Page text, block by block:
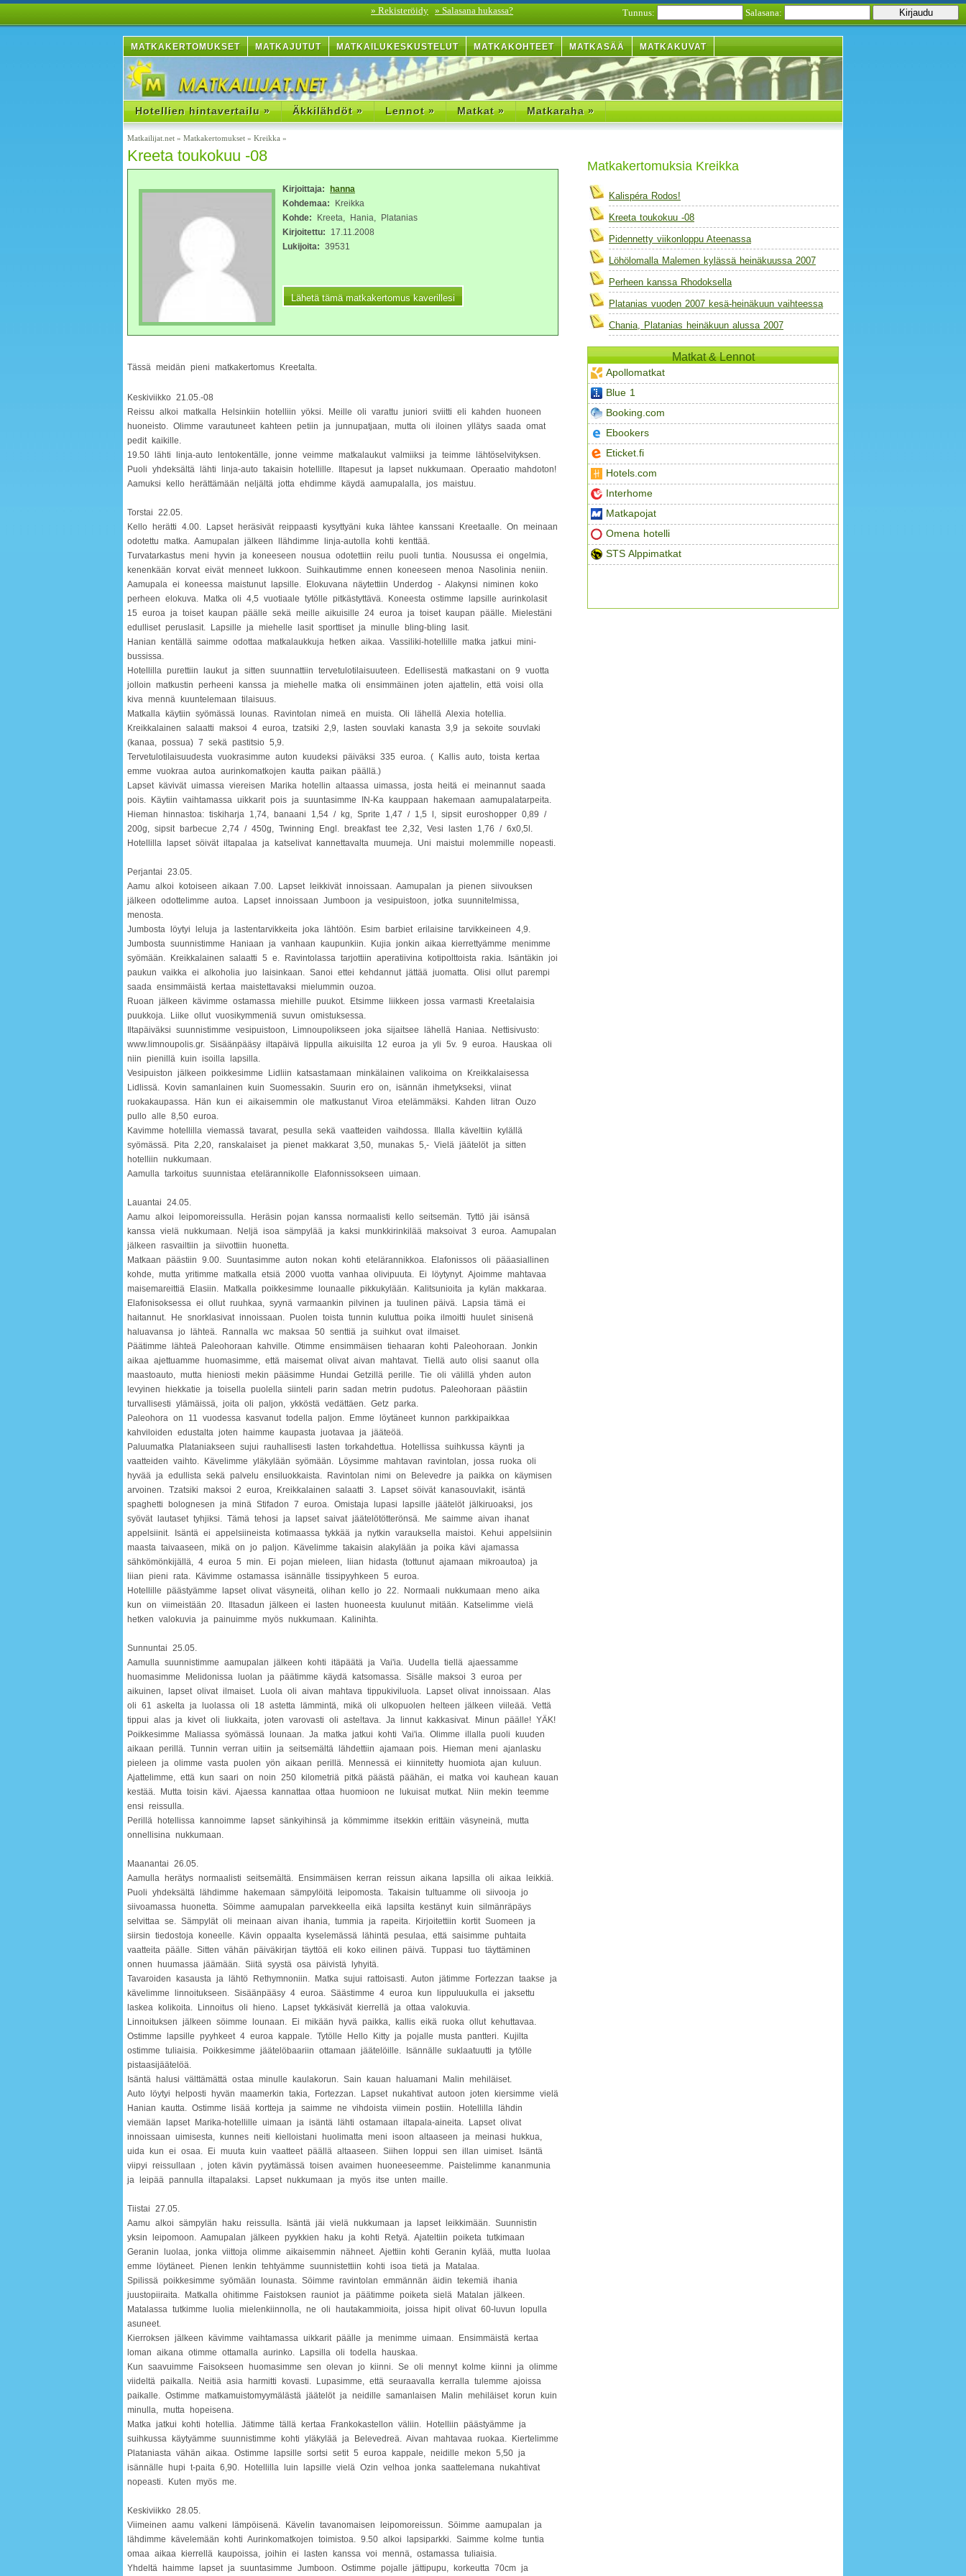
Tunnus: Salasana:
» Rekisteröidy » Salasana hukassa?
MATKAKERTOMUKSET MATKAJUTUT MATKAILUKESKUSTELUT MATKAKOHTEET MATKASÄÄ MATKAKUVAT
Hotellien hintavertailu » Äkkilähdöt » Lennot » Matkat » Matkaraha »
Matkakertomuksia Kreikka
Kalispéra Rodos!
Kreeta toukokuu -08
Pidennetty viikonloppu Ateenassa
Löhölomalla Malemen kylässä heinäkuussa 2007
Perheen kanssa Rhodoksella
Platanias vuoden 2007 kesä-heinäkuun vaihteessa
Chania, Platanias heinäkuun alussa 2007
Matkat & Lennot
Apollomatkat
Blue 1
Booking.com
Ebookers
Eticket.fi
Hotels.com
Interhome
Matkapojat
Omena hotelli
STS Alppimatkat
Matkailijat.net » Matkakertomukset » Kreikka »
Kreeta toukokuu -08
Kirjoittaja:
hanna
Kohdemaa: Kreikka
Kohde: Kreeta, Hania, Platanias
Kirjoitettu: 17.11.2008
Lukijoita: 39531
Tässä meidän pieni matkakertomus Kreetalta.
Keskiviikko 21.05.-08
Reissu alkoi matkalla Helsinkiin hotelliin yöksi. Meille oli varattu juniori sviitti eli kahden huoneen
huoneisto. Olimme varautuneet kahteen petiin ja junnupatjaan, mutta oli iloinen yllätys saada omat
pedit kaikille.
19.50 lähti linja-auto lentokentälle, jonne veimme matkalaukut valmiiksi ja teimme lähtöselvityksen.
Puoli yhdeksältä lähti linja-auto takaisin hotellille. Iltapesut ja lapset nukkumaan. Operaatio mahdoton!
Aamuksi kello herättämään neljältä jotta ehdimme käydä aamupalalla, jos maistuu.
Torstai 22.05.
Kello herätti 4.00. Lapset heräsivät reippaasti kysyttyäni kuka lähtee kanssani Kreetaalle. On meinaan
odotettu matka. Aamupalan jälkeen llähdimme linja-autolla kohti kenttää.
Turvatarkastus meni hyvin ja koneeseen nousua odotettiin reilu puoli tuntia. Nousussa ei ongelmia,
kenenkään korvat eivät menneet lukkoon. Suihkautimme ennen koneeseen menoa Nasolinia neniin.
Aamupala ei koneessa maistunut lapsille. Elokuvana näytettiin Underdog - Alakynsi niminen koko
perheen elokuva. Matka oli 4,5 vuotiaale tytölle pitkästyttävä. Koneesta ostimme lapsille aurinkolasit
15 euroa ja toiset kaupan päälle sekä meille aikuisille 24 euroa ja toiset kaupan päälle. Mielestäni
edulliset peruslasit. Lapsille ja miehelle lasit sporttiset ja minulle bling-bling lasit.
Hanian kentällä saimme odottaa matkalaukkuja hetken aikaa. Vassiliki-hotellille matka jatkui mini-
bussissa.
Hotellilla purettiin laukut ja sitten suunnattiin tervetulotilaisuuteen. Edellisestä matkastani on 9 vuotta
jolloin matkustin perheeni kanssa ja miehelle matka oli ensimmäinen joten ajattelin, että voisi olla
kiva mennä kuuntelemaan tilaisuus.
Matkalla käytiin syömässä lounas. Ravintolan nimeä en muista. Oli lähellä Alexia hotellia.
Kreikkalainen salaatti maksoi 4 euroa, tzatsiki 2,9, lasten souvlaki kanasta 3,9 ja sekoite souvlaki
(kanaa, possua) 7 sekä pastitsio 5,9.
Tervetulotilaisuudesta vuokrasimme auton kuudeksi päiväksi 335 euroa. ( Kallis auto, toista kertaa
emme vuokraa autoa aurinkomatkojen kautta paikan päällä.)
Lapset kävivät uimassa viereisen Marika hotellin altaassa uimassa, josta heitä ei meinannut saada
pois. Käytiin vaihtamassa uikkarit pois ja suuntasimme IN-Ka kauppaan hakemaan aamupalatarpeita.
Hieman hinnastoa: tiskiharja 1,74, banaani 1,54 / kg, Sprite 1,47 / 1,5 l, sipsit euroshopper 0,89 /
200g, sipsit barbecue 2,74 / 450g, Twinning Engl. breakfast tee 2,32, Vesi lasten 1,76 / 6x0,5l.
Hotellilla lapset söivät iltapalaa ja katselivat kannettavalta muumeja. Uni maistui molemmille nopeasti.
Perjantai 23.05.
Aamu alkoi kotoiseen aikaan 7.00. Lapset leikkivät innoissaan. Aamupalan ja pienen siivouksen
jälkeen odottelimme autoa. Lapset innoissaan Jumboon ja vesipuistoon, jotka suunnitelmissa,
menosta.
Jumbosta löytyi leluja ja lastentarvikkeita joka lähtöön. Esim barbiet erilaisine tarvikkeineen 4,9.
Jumbosta suunnistimme Haniaan ja vanhaan kaupunkiin. Kujia jonkin aikaa kierrettyämme menimme
syömään. Kreikkalainen salaatti 5 e. Ravintolassa tarjottiin aperatiivina kotipolttoista rakia. Isäntäkin joi
paukun vaikka ei alkoholia juo laisinkaan. Sanoi ettei kehdannut jättää juomatta. Olisi ollut parempi
saada ensimmäistä kertaa maistettavaksi mielummin ouzoa.
Ruoan jälkeen kävimme ostamassa miehille puukot. Etsimme liikkeen jossa varmasti Kreetalaisia
puukkoja. Liike ollut vuosikymmeniä suvun omistuksessa.
Iltapäiväksi suunnistimme vesipuistoon, Limnoupolikseen joka sijaitsee lähellä Haniaa. Nettisivusto:
www.limnoupolis.gr. Sisäänpääsy iltapäivä lippulla aikuisilta 12 euroa ja yli 5v. 9 euroa. Hauskaa oli
niin pienillä kuin isoilla lapsilla.
Vesipuiston jälkeen poikkesimme Lidliin katsastamaan minkälainen valikoima on Kreikkalaisessa
Lidlissä. Kovin samanlainen kuin Suomessakin. Suurin ero on, isännän ihmetykseksi, viinat
ruokakaupassa. Hän kun ei aikaisemmin ole matkustanut Viroa etelämmäksi. Kahden litran Ouzo
pullo alle 8,50 euroa.
Kavimme hotellilla viemassä tavarat, pesulla sekä vaatteiden vaihdossa. Illalla käveltiin kylällä
syömässä. Pita 2,20, ranskalaiset ja pienet makkarat 3,50, munakas 5,- Vielä jäätelöt ja sitten
hotelliin nukkumaan.
Aamulla tarkoitus suunnistaa etelärannikolle Elafonnissokseen uimaan.
Lauantai 24.05.
Aamu alkoi leipomoreissulla. Heräsin pojan kanssa normaalisti kello seitsemän. Tyttö jäi isänsä
kanssa vielä nukkumaan. Neljä isoa sämpylää ja kaksi munkkirinkilää maksoivat 3 euroa. Aamupalan
jälkeen rasvailtiin ja siivottiin huonetta.
Matkaan päästiin 9.00. Suuntasimme auton nokan kohti etelärannikkoa. Elafonissos oli pääasiallinen
kohde, mutta yritimme matkalla etsiä 2000 vuotta vanhaa olivipuuta. Ei löytynyt. Ajoimme mahtavaa
maisemareittiä Elasiin. Matkalla poikkesimme lounaalle pikkukylään. Kalitsunioita ja kylän makkaraa.
Elafonisoksessa ei ollut ruuhkaa, syynä varmaankin pilvinen ja tuulinen päivä. Lapsia tämä ei
haitannut. He snorklasivat innoissaan. Puolen toista tunnin kuluttua poika ilmoitti huulet sinisenä
haluavansa jo lähteä. Rannalla wc maksaa 50 senttiä ja suihkut ovat ilmaiset.
Päätimme lähteä Paleohoraan kahville. Otimme ensimmäisen tiehaaran kohti Paleohoraan. Jonkin
aikaa ajettuamme huomasimme, että maisemat olivat aivan mahtavat. Tiellä auto olisi saanut olla
maastoauto, mutta hieniosti mekin pääsimme Hundai Getzillä perille. Tie oli välillä yhden auton
levyinen hiekkatie ja toisella puolella siinteli parin sadan metrin pudotus. Paleohoraan päästiin
turvallisesti ylämäissä, joita oli paljon, ykköstä vedättäen. Getz parka.
Paleohora on 11 vuodessa kasvanut todella paljon. Emme löytäneet kunnon parkkipaikkaa
kahviloiden edustalta joten haimme kaupasta juotavaa ja jääteöä.
Paluumatka Plataniakseen sujui rauhallisesti lasten torkahdettua. Hotellissa suihkussa käynti ja
vaatteiden vaihto. Kävelimme yläkylään syömään. Löysimme mahtavan ravintolan, jossa ruoka oli
hyvää ja edullista sekä palvelu ensiluokkaista. Ravintolan nimi on Belevedre ja paikka on käymisen
arvoinen. Tzatsiki maksoi 2 euroa, Kreikkalainen salaatti 3. Lapset söivät kanasouvlakit, isäntä
spaghetti bolognesen ja minä Stifadon 7 euroa. Omistaja lupasi lapsille jäätelöt jälkiruoaksi, jos
syövät lautaset tyhjiksi. Tämä tehosi ja lapset saivat jäätelötötterönsä. Me saimme aivan ihanat
appelsiinit. Isäntä ei appelsiineista kotimaassa tykkää ja nytkin varauksella maistoi. Kehui appelsiinin
maasta taivaaseen, mikä on jo paljon. Kävelimme takaisin alakylään ja poika kävi ajamassa
sähkömönkijällä, 4 euroa 5 min. Ei pojan mieleen, liian hidasta (tottunut ajamaan mikroautoa) ja
liian pieni rata. Kävimme ostamassa isännälle tissipyyhkeen 5 euroa.
Hotellille päästyämme lapset olivat väsyneitä, olihan kello jo 22. Normaali nukkumaan meno aika
kun on viimeistään 20. Iltasadun jälkeen ei lasten huoneesta kuulunut mitään. Katselimme vielä
hetken valokuvia ja painuimme myös nukkumaan. Kalinihta.
Sunnuntai 25.05.
Aamulla suunnistimme aamupalan jälkeen kohti itäpäätä ja Vai'ia. Uudella tiellä ajaessamme
huomasimme Melidonissa luolan ja päätimme käydä katsomassa. Sisälle maksoi 3 euroa per
aikuinen, lapset olivat ilmaiset. Luola oli aivan mahtava tippukiviluola. Lapset olivat innoissaan. Alas
oli 61 askelta ja luolassa oli 18 astetta lämmintä, mikä oli ulkopuolen helteen jälkeen viileää. Vettä
tippui alas ja kivet oli liukkaita, joten varovasti oli asteltava. Ja linnut kakkasivat. Minun päälle! YÄK!
Poikkesimme Maliassa syömässä lounaan. Ja matka jatkui kohti Vai'ia. Olimme illalla puoli kuuden
aikaan perillä. Tunnin verran uitiin ja seitsemältä lähdettiin ajamaan pois. Hieman meni ajanlasku
pieleen ja olimme vasta puolen yön aikaan perillä. Mennessä ei kiinnitetty huomiota ajan kuluun.
Ajattelimme, että kun saari on noin 250 kilometriä pitkä päästä päähän, ei matka voi kauhean kauan
kestää. Mutta toisin kävi. Ajaessa kannattaa ottaa huomioon ne lukuisat mutkat. Niin mekin teemme
ensi reissulla.
Perillä hotellissa kannoimme lapset sänkyihinsä ja kömmimme itsekkin erittäin väsyneinä, mutta
onnellisina nukkumaan.
Maanantai 26.05.
Aamulla herätys normaalisti seitsemältä. Ensimmäisen kerran reissun aikana lapsilla oli aikaa leikkiä.
Puoli yhdeksältä lähdimme hakemaan sämpylöitä leipomosta. Takaisin tultuamme oli siivooja jo
siivoamassa huonetta. Söimme aamupalan parvekkeella eikä lapsilta kestänyt kuin silmänräpäys
selvittaa se. Sämpylät oli meinaan aivan ihania, tummia ja rapeita. Kirjoitettiin kortit Suomeen ja
siirsin tiedostoja koneelle. Kävin oppaalta kyselemässä lähintä pesulaa, että saisimme puhtaita
vaatteita päälle. Sitten vähän päiväkirjan täyttöä eli koko eilinen päivä. Tuppasi tuo täyttäminen
onnen huumassa jäämään. Siitä syystä osa päivistä lyhyitä.
Tavaroiden kasausta ja lähtö Rethymnoniin. Matka sujui rattoisasti. Auton jätimme Fortezzan taakse ja
kävelimme linnoitukseen. Sisäänpääsy 4 euroa. Säästimme 4 euroa kun lippuluukulla ei jaksettu
laskea kolikoita. Linnoitus oli hieno. Lapset tykkäsivät kierrellä ja ottaa valokuvia.
Linnoituksen jälkeen söimme lounaan. Ei mikään hyvä paikka, kallis eikä ruoka ollut kehuttavaa.
Ostimme lapsille pyyhkeet 4 euroa kappale. Tytölle Hello Kitty ja pojalle musta pantteri. Kujilta
ostimme tuliaisia. Poikkesimme jäätelöbaariin ottamaan jäätelöille. Isännälle suklaatuutti ja tytölle
pistaasijäätelöä.
Isäntä halusi välttämättä ostaa minulle kaulakorun. Sain kauan haluamani Malin mehiläiset.
Auto löytyi helposti hyvän maamerkin takia, Fortezzan. Lapset nukahtivat autoon joten kiersimme vielä
Hanian kautta. Ostimme lisää kortteja ja saimme ne vihdoista viimein postiin. Hotellilla lähdin
viemään lapset Marika-hotellille uimaan ja isäntä lähti ostamaan iltapala-aineita. Lapset olivat
innoissaan uimisesta, kunnes neiti kielloistani huolimatta meni isoon altaaseen ja meinasi hukkua,
uida kun ei osaa. Ei muuta kuin vaatteet päällä altaaseen. Siihen loppui sen illan uimiset. Isäntä
viipyi reissullaan , joten kävin pyytämässä toisen avaimen huoneeseemme. Paistelimme kananmunia
ja leipää pannulla iltapalaksi. Lapset nukkumaan ja myös itse unten maille.
Tiistai 27.05.
Aamu alkoi sämpylän haku reissulla. Isäntä jäi vielä nukkumaan ja lapset leikkimään. Suunnistin
yksin leipomoon. Aamupalan jälkeen pyykkien haku ja kohti Retyä. Ajateltiin poiketa tutkimaan
Geranin luolaa, jonka viittoja olimme aikaisemmin nähneet. Ajettiin kohti Geranin kylää, mutta luolaa
emme löytäneet. Pienen lenkin tehtyämme suunnistettiin kohti isoa tietä ja Matalaa.
Spilissä poikkesimme syömään lounasta. Söimme ravintolan emmännän äidin tekemiä ihania
juustopiiraita. Matkalla ohitimme Faistoksen rauniot ja päätimme poiketa sielä Matalan jälkeen.
Matalassa tutkimme luolia mielenkiinnolla, ne oli hautakammioita, joissa hipit olivat 60-luvun lopulla
asuneet.
Kierroksen jälkeen kävimme vaihtamassa uikkarit päälle ja menimme uimaan. Ensimmäistä kertaa
loman aikana otimme ottamalla aurinko. Lapsilla oli todella hauskaa.
Kun saavuimme Faisokseen huomasimme sen olevan jo kiinni. Se oli mennyt kolme kiinni ja olimme
viideltä paikalla. Neitiä asia harmitti kovasti. Lupasimme, että seuraavalla kerralla tulemme ajoissa
paikalle. Ostimme matkamuistomyymälästä jäätelöt ja neidille samanlaisen Malin mehiläiset korun kuin
minulla, mutta hopeisena.
Matka jatkui kohti hotellia. Jätimme tällä kertaa Frankokastellon väliin. Hotelliin päästyämme ja
suihkussa käytyämme suunnistimme kohti yläkylää ja Belevedreä. Aivan mahtavaa ruokaa. Kiertelimme
Plataniasta vähän aikaa. Ostimme lapsille sortsi setit 5 euroa kappale, neidille mekon 5,50 ja
isännälle hupi t-paita 6,90. Hotellilla luin lapsille vielä Ozin velhoa jonka saattelemana nukahtivat
nopeasti. Kuten myös me.
Keskiviikko 28.05.
Viimeinen aamu valkeni lämpöisenä. Kävelin tavanomaisen leipomoreissun. Söimme aamupalan ja
lähdimme kävelemään kohti Aurinkomatkojen toimistoa. 9.50 alkoi lapsiparkki. Saimme kolme tuntia
omaa aikaa kierrellä kaupoissa, joihin ei lasten kanssa voi mennä, ostamassa tuliaisia.
Yhdeltä haimme lapset ja suuntasimme Jumboon. Ostimme pojalle jättipupu, korkeutta 70cm ja